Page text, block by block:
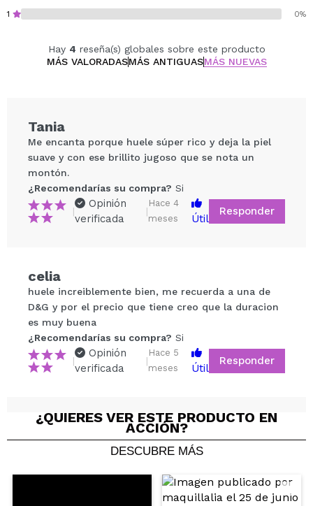
ritual alegre y estimulante, dejando la piel suave,
Cruelty free.
1 0%
Hay 4 reseña(s) globales sobre este producto
MÁS VALORADASMÁS ANTIGUASMÁS NUEVAS
¿Recomendarías su compra?
5/5
ENVIAR
Tania
Me encanta porque huele súper rico y deja la piel
suave y con ese brillito jugoso que se nota un
montón.
¿Recomendarías su compra? Si
|
Opinión
verificada
|
Hace 4
meses
Útil
Responder
celia
huele increiblemente bien, me recuerda a una de
D&G y por el precio que tiene creo que la duracion
es muy buena
¿Recomendarías su compra? Si
|
Opinión
verificada
|
Hace 5
meses
Útil
Responder
Clara
Estoy encantada con este set. Huele increíble y dura
el olor, que es lo que me preocupaba :)
Hace 6
meses
Útil
Responder
¿QUIERES VER ESTE PRODUCTO EN
ACCIÓN?
DESCUBRE MÁS